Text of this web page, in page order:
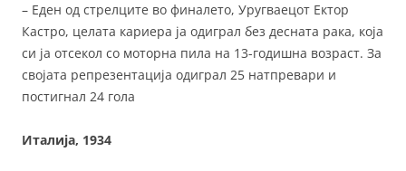
– Еден од стрелците во финалето, Уругваецот Ектор
Кастро, целата кариера ја одиграл без десната рака, која
си ја отсекол со моторна пила на 13-годишна возраст. За
својата репрезентација одиграл 25 натпревари и
постигнал 24 гола
Италија, 1934